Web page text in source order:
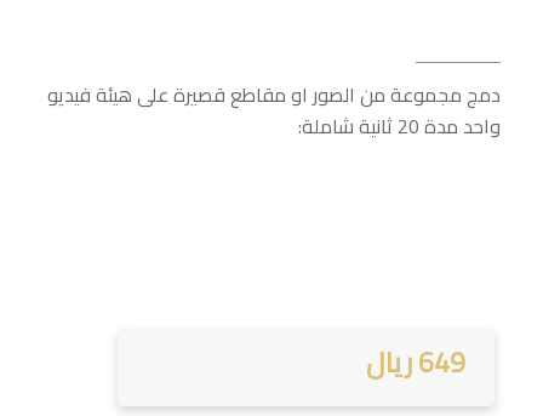
دمج مجموعة من الصور او مقاطع قصيرة على هيئة فيديو
واحد مدة 20 ثانية شاملة:
649 ريال